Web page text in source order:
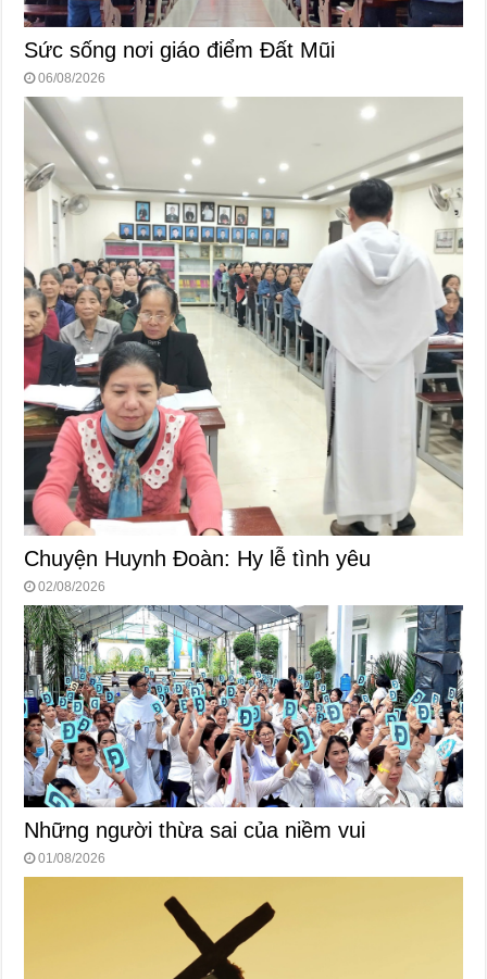
Sức sống nơi giáo điểm Đất Mũi
06/08/2026
Chuyện Huynh Đoàn: Hy lễ tình yêu
02/08/2026
Những người thừa sai của niềm vui
01/08/2026